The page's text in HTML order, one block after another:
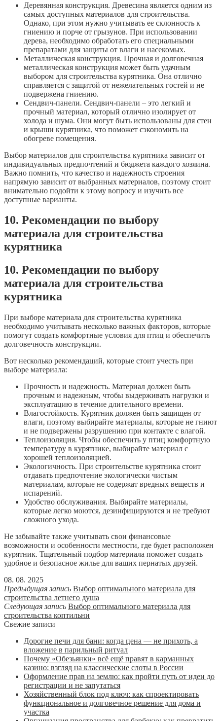
Деревянная конструкция. Древесина является одним из
самых доступных материалов для строительства.
Однако, при этом нужно учитывать ее склонность к
гниению и порче от грызунов. При использовании
дерева, необходимо обработать его специальными
препаратами для защиты от влаги и насекомых.
Металлическая конструкция. Прочная и долговечная
металлическая конструкция может быть удачным
выбором для строительства курятника. Она отлично
справляется с защитой от нежелательных гостей и не
подвержена гниению.
Сендвич-панели. Сендвич-панели – это легкий и
прочный материал, который отлично изолирует от
холода и шума. Они могут быть использованы для стен
и крыши курятника, что поможет сэкономить на
обогреве помещения.
Выбор материалов для строительства курятника зависит от
индивидуальных предпочтений и бюджета каждого хозяина.
Важно помнить, что качество и надежность строения
напрямую зависит от выбранных материалов, поэтому стоит
внимательно подойти к этому вопросу и изучить все
доступные варианты.
10. Рекомендации по выбору
материала для строительства
курятника
10. Рекомендации по выбору
материала для строительства
курятника
При выборе материала для строительства курятника
необходимо учитывать несколько важных факторов, которые
помогут создать комфортные условия для птиц и обеспечить
долговечность конструкции.
Вот несколько рекомендаций, которые стоит учесть при
выборе материала:
Прочность и надежность. Материал должен быть
прочным и надежным, чтобы выдерживать нагрузки и
эксплуатацию в течение длительного времени.
Влагостойкость. Курятник должен быть защищен от
влаги, поэтому выбирайте материалы, которые не гниют
и не подвержены разрушению при контакте с влагой.
Теплоизоляция. Чтобы обеспечить у птиц комфортную
температуру в курятнике, выбирайте материал с
хорошей теплоизоляцией.
Экологичность. При строительстве курятника стоит
отдавать предпочтение экологически чистым
материалам, которые не содержат вредных веществ и
испарений.
Удобство обслуживания. Выбирайте материалы,
которые легко моются, дезинфицируются и не требуют
сложного ухода.
Не забывайте также учитывать свои финансовые
возможности и особенности местности, где будет расположен
курятник. Тщательный подбор материала поможет создать
удобное и безопасное жилье для ваших пернатых друзей.
08. 08. 2025
Предыдущая запись Выбор оптимального материала для
строительства летнего душа
Следующая запись Выбор оптимального материала для
строительства коптильни
Свежие записи
Дорогие печи для бани: когда цена — не прихоть, а
вложение в парильный ритуал
Почему «Обезьянки» всё ещё правят в карманных
казино: взгляд на классические слоты в России
Оформление прав на землю: как пройти путь от идеи до
регистрации и не запутаться
Хозяйственный блок под ключ: как спроектировать
функциональное и долговечное решение для дома и
участка